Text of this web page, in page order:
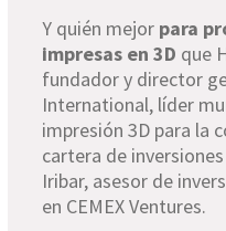
Y quién mejor para
impresas en 3D que
fundador y director
International, líder
impresión 3D para la
cartera de
Iribar, asesor de
en CEMEX Ventures.